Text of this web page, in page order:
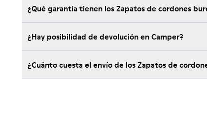
¿Qué garantía tienen los Zapatos de cordones
¿Hay posibilidad de devolución en Camper?
¿Cuánto cuesta el envío de los Zapatos de